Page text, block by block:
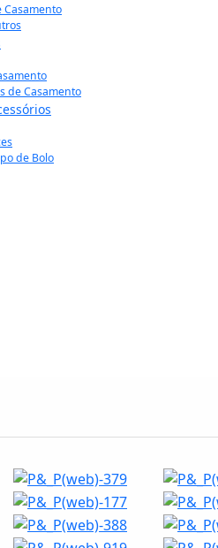
Casamento
de Casamento
de Bolo